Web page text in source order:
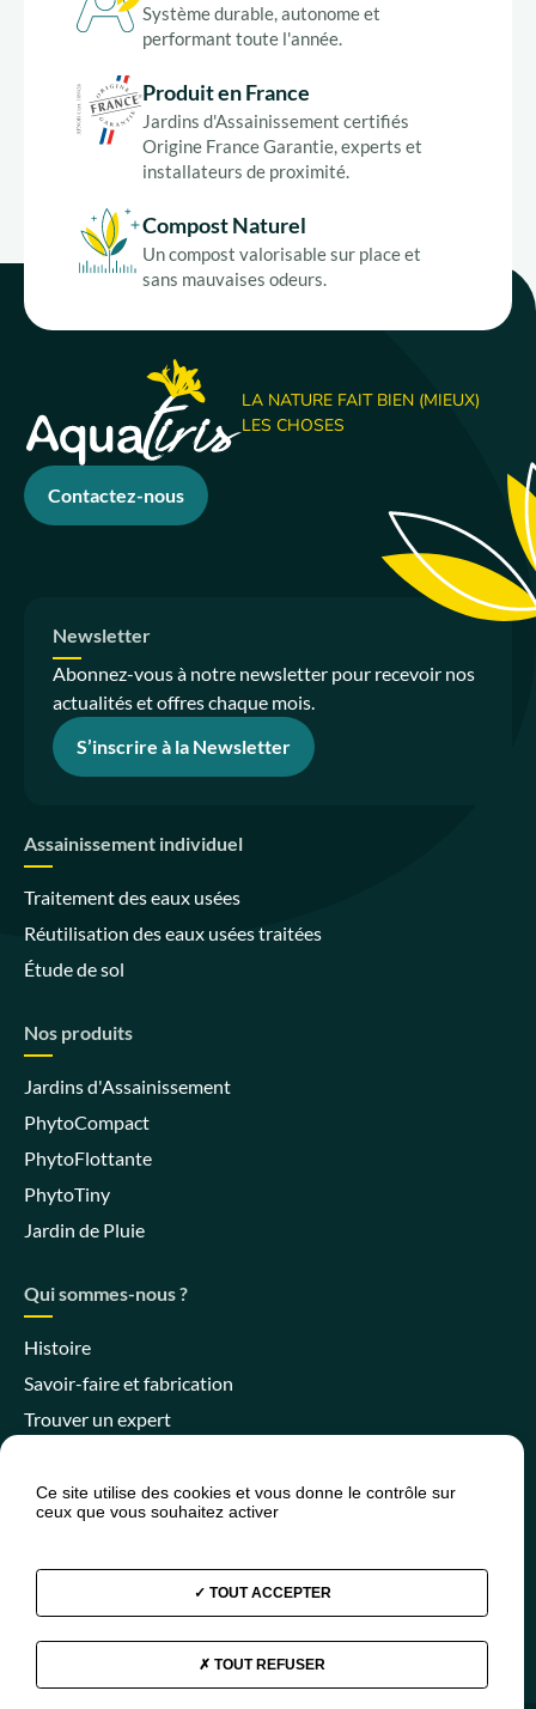
Système durable, autonome et
performant toute l'année.
Produit en France
Jardins d'Assainissement certifiés
Origine France Garantie, experts et
installateurs de proximité.
Compost Naturel
Un compost valorisable sur place et
sans mauvaises odeurs.
LA NATURE FAIT BIEN (MIEUX)
LES CHOSES
Contactez-nous
Newsletter
Abonnez-vous à notre newsletter pour recevoir nos
actualités et offres chaque mois.
S’inscrire à la Newsletter
Assainissement individuel
Traitement des eaux usées
Réutilisation des eaux usées traitées
Étude de sol
Nos produits
Jardins d'Assainissement
PhytoCompact
PhytoFlottante
PhytoTiny
Jardin de Pluie
Qui sommes-nous ?
Histoire
Savoir-faire et fabrication
Trouver un expert
Actualités
FAQ
YoutubeLinkedin
Ce site utilise des cookies et vous donne le contrôle sur
ceux que vous souhaitez activer
TOUT ACCEPTER
TOUT REFUSER